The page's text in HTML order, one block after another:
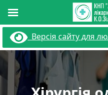
Перейти
вмісту
Версія сайту для